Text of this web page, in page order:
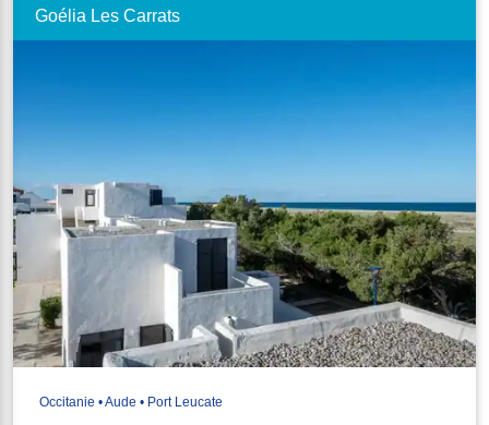
Goélia Les Carrats
Occitanie • Aude • Port Leucate